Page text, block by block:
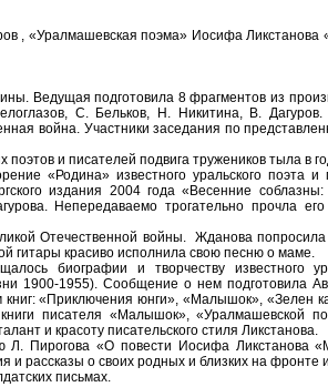
, «Уралмашевская поэма» Иосифа Ликстанова
Ведущая подготовила 8 фрагментов из
С. Бельков, Н. Никитина, В. Дагуров.
война. Участники заседания по
и писателей подвига тружеников тыла в
«Родина» известного уральского поэта и
издания 2004 года «Весенние
Непередаваемо трогательно прочла
Отечественной войны. Жданова попросила
гитары красиво исполнила свою песню о маме.
биографии и творчеству известного
1900-1955). Сообщение о нем подготовила
книг: «Приключения юнги», «Малышок», «Зелен
писателя «Малышок», «Уралмашевской
и красоту писательского стиля Ликстанова.
Пирогова «О повести Иосифа Ликстанова
и рассказы о своих родных и близких на фронте
письмах.